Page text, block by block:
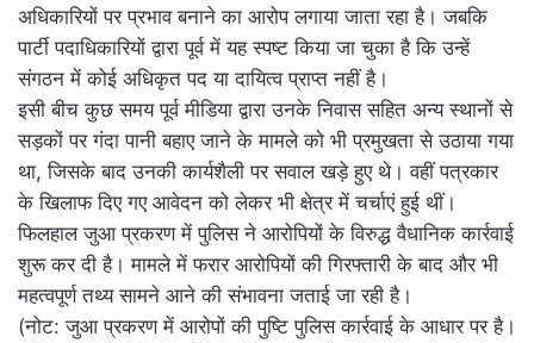
अधिकारियों पर प्रभाव बनाने का आरोप लगाया जाता रहा है। जबकि
पार्टी पदाधिकारियों द्वारा पूर्व में यह स्पष्ट किया जा चुका है कि उन्हें
संगठन में कोई अधिकृत पद या दायित्व प्राप्त नहीं है।
इसी बीच कुछ समय पूर्व मीडिया द्वारा उनके निवास सहित अन्य स्थानों से
सड़कों पर गंदा पानी बहाए जाने के मामले को भी प्रमुखता से उठाया गया
था, जिसके बाद उनकी कार्यशैली पर सवाल खड़े हुए थे। वहीं पत्रकार
के खिलाफ दिए गए आवेदन को लेकर भी क्षेत्र में चर्चाएं हुई थीं।
फिलहाल जुआ प्रकरण में पुलिस ने आरोपियों के विरुद्ध वैधानिक कार्रवाई
शुरू कर दी है। मामले में फरार आरोपियों की गिरफ्तारी के बाद और भी
महत्वपूर्ण तथ्य सामने आने की संभावना जताई जा रही है।
(नोट: जुआ प्रकरण में आरोपों की पुष्टि पुलिस कार्रवाई के आधार पर है।